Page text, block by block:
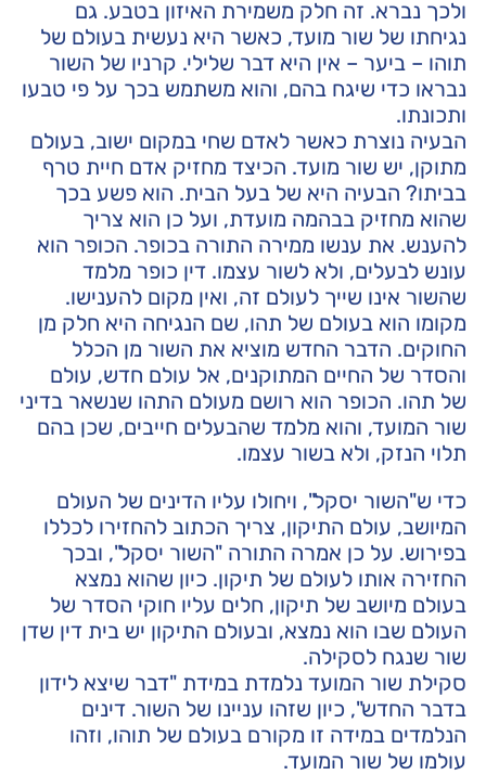
ולכך נברא. זה חלק משמירת האיזון בטבע. גם
נגיחתו של שור מועד, כאשר היא נעשית בעולם של
תוהו – ביער – אין היא דבר שלילי. קרניו של השור
נבראו כדי שיגח בהם, והוא משתמש בכך על פי טבעו
ותכונתו.
הבעיה נוצרת כאשר לאדם שחי במקום ישוב, בעולם
מתוקן, יש שור מועד. הכיצד מחזיק אדם חיית טרף
בביתו? הבעיה היא של בעל הבית. הוא פשע בכך
שהוא מחזיק בבהמה מועדת, ועל כן הוא צריך
להענש. את ענשו ממירה התורה בכופר. הכופר הוא
עונש לבעלים, ולא לשור עצמו. דין כופר מלמד
שהשור אינו שייך לעולם זה, ואין מקום להענישו.
מקומו הוא בעולם של תהו, שם הנגיחה היא חלק מן
החוקים. הדבר החדש מוציא את השור מן הכלל
והסדר של החיים המתוקנים, אל עולם חדש, עולם
של תהו. הכופר הוא רושם מעולם התהו שנשאר בדיני
שור המועד, והוא מלמד שהבעלים חייבים, שכן בהם
תלוי הנזק, ולא בשור עצמו.
כדי ש"השור יסקל", ויחולו עליו הדינים של העולם
המיושב, עולם התיקון, צריך הכתוב להחזירו לכללו
בפירוש. על כן אמרה התורה "השור יסקל", ובכך
החזירה אותו לעולם של תיקון. כיון שהוא נמצא
בעולם מיושב של תיקון, חלים עליו חוקי הסדר של
העולם שבו הוא נמצא, ובעולם התיקון יש בית דין שדן
שור שנגח לסקילה.
סקילת שור המועד נלמדת במידת "דבר שיצא לידון
בדבר החדש", כיון שזהו עניינו של השור. דינים
הנלמדים במידה זו מקורם בעולם של תוהו, וזהו
עולמו של שור המועד.